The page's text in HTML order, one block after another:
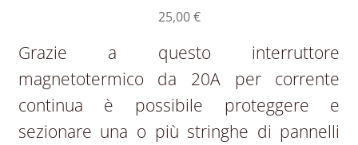
25,00€
Grazie a questo interruttore
magnetotermico da 20A per corrente
continua è possibile proteggere e
sezionare una o più stringhe di pannelli